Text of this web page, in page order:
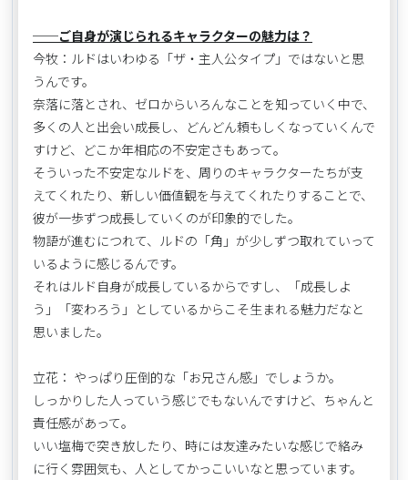
──ご自身が演じられるキャラクターの魅力は？
今牧：ルドはいわゆる「ザ・主人公タイプ」ではないと思
うんです。
奈落に落とされ、ゼロからいろんなことを知っていく中で、
多くの人と出会い成長し、どんどん頼もしくなっていくんで
すけど、どこか年相応の不安定さもあって。
そういった不安定なルドを、周りのキャラクターたちが支
えてくれたり、新しい価値観を与えてくれたりすることで、
彼が一歩ずつ成長していくのが印象的でした。
物語が進むにつれて、ルドの「角」が少しずつ取れていって
いるように感じるんです。
それはルド自身が成長しているからですし、「成長しよ
う」「変わろう」としているからこそ生まれる魅力だなと
思いました。
立花： やっぱり圧倒的な「お兄さん感」でしょうか。
しっかりした人っていう感じでもないんですけど、ちゃんと
責任感があって。
いい塩梅で突き放したり、時には友達みたいな感じで絡み
に行く雰囲気も、人としてかっこいいなと思っています。